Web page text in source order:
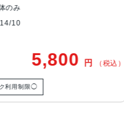
5,800円 （税込）
付
発
ネ